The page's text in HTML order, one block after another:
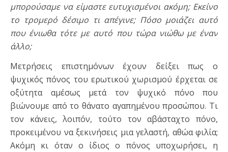
μπορούσαμε να είμαστε ευτυχισμένοι ακόμη; Εκείνο
το τρομερό δέσιμο τι απέγινε; Πόσο μοιάζει αυτό
που ένιωθα τότε με αυτό που τώρα νιώθω με έναν
άλλο;
Μετρήσεις επιστημόνων έχουν δείξει πως ο
ψυχικός πόνος του ερωτικού χωρισμού έρχεται σε
οξύτητα αμέσως μετά τον ψυχικό πόνο που
βιώνουμε από το θάνατο αγαπημένου προσώπου. Τι
τον κάνεις, λοιπόν, τούτο τον αβάσταχτο πόνο,
προκειμένου να ξεκινήσεις μια γελαστή, αθώα φιλία;
Ακόμη κι όταν ο ίδιος ο πόνος υποχωρήσει, η